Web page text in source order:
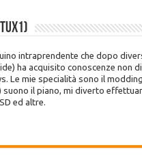
intraprendente che dopo
ha acquisito conoscenze non
Le mie specialità sono il
suono il piano, mi diverto
ed altre.